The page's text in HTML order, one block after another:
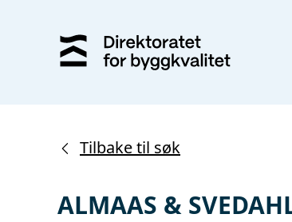
Tilbake til søk
ALMAAS &